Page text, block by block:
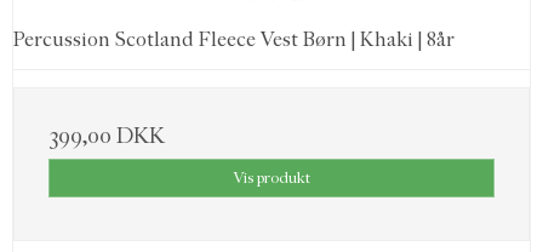
Percussion Scotland Fleece Vest Børn | Khaki | 8år
399,00 DKK
Vis produkt